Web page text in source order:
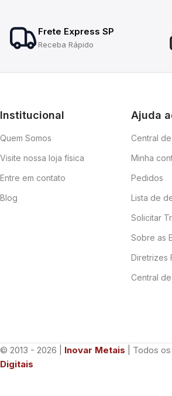
Frete Express SP
Receba Rápido
Institucional
Quem Somos
Visite nossa loja física
Entre em contato
Blog
Ajuda
Central
Minha
Pedidos
Lista de
Solicitar
Sobre as
Diretrizes
Central
© 2013 - 2026 | Inovar Metais | Todos
Digitais